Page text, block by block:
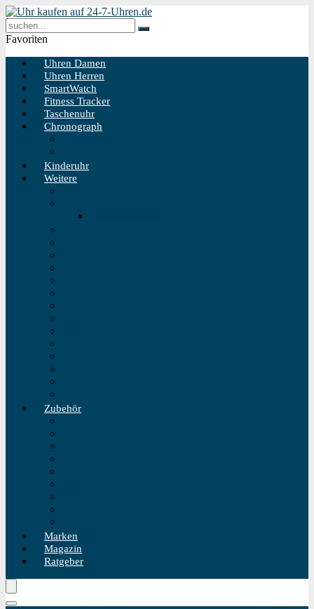
Favoriten
Uhren Damen
Uhren Herren
SmartWatch
Fitness Tracker
Taschenuhr
Chronograph
Kinderuhr
Weitere
Zubehör
Marken
Magazin
Ratgeber